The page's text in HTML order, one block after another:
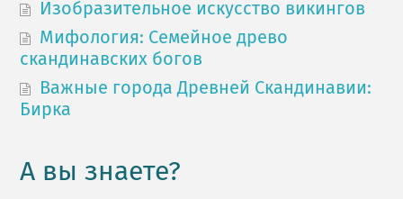
Изобразительное искусство викингов
Мифология: Семейное древо
скандинавских богов
Важные города Древней Скандинавии:
Бирка
А вы знаете?